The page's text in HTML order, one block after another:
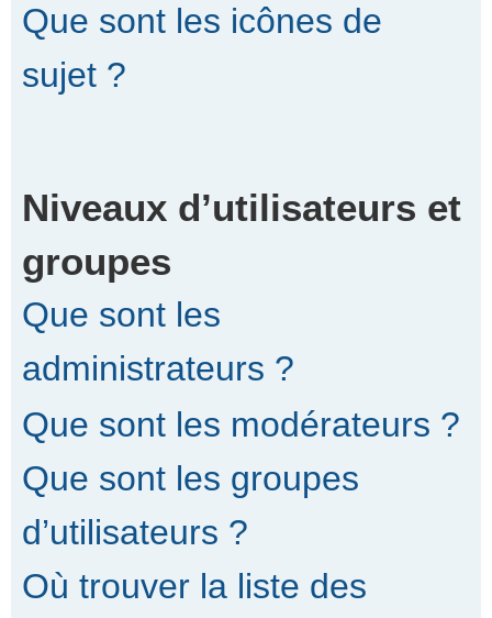
Que sont les icônes de
sujet ?
Niveaux d’utilisateurs et
groupes
Que sont les
administrateurs ?
Que sont les modérateurs ?
Que sont les groupes
d’utilisateurs ?
Où trouver la liste des